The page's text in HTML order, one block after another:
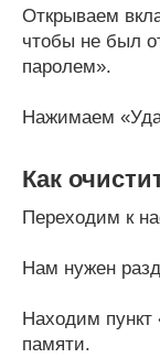
Открываем
чтобы не был
паролем».
Нажимаем
Как
Переходим к
Нам нужен
Находим пункт
памяти.